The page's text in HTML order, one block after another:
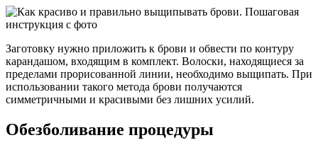
Заготовку нужно приложить к брови и обвести по контуру
карандашом, входящим в комплект. Волоски, находящиеся за
пределами прорисованной линии, необходимо выщипать. При
использовании такого метода брови получаются
симметричными и красивыми без лишних усилий.
Обезболивание процедуры